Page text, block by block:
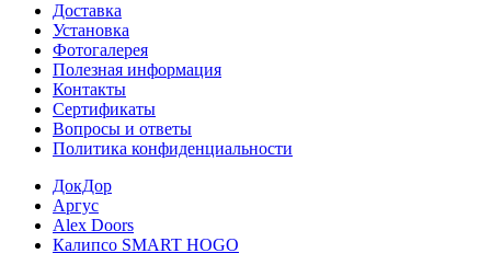
Доставка
Установка
Фотогалерея
Полезная информация
Контакты
Сертификаты
Вопросы и ответы
Политика конфиденциальности
ДокДор
Аргус
Alex Doors
Калипсо SMART HOGO